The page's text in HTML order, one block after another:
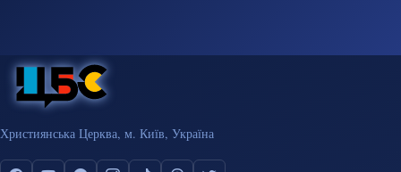
Християнська Церква, м. Київ, Україна